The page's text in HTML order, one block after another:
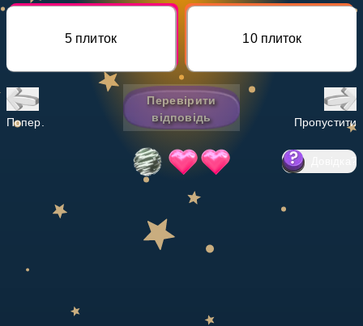
5 плиток 10 плиток
Попер.
Перевірити
відповідь
Пропустити
?